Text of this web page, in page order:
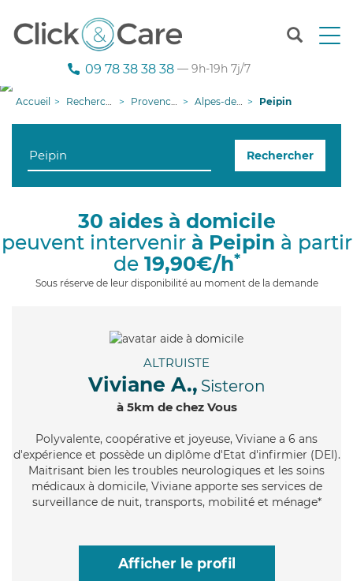
T
n
g
i
09 78 38 38 38 — 9h-19h 7j/7
Accueil Recherche aide à domicile Provence-Alpes-Côte d'Azur Alpes-de-Haute-Provence Peipin
Rechercher
30 aides à domicile
peuvent intervenir à Peipin à partir
de 19,90€/h*
Sous réserve de leur disponibilité au moment de la demande
ALTRUISTE
Viviane A., Sisteron
à 5km de chez Vous
Polyvalente, coopérative et joyeuse, Viviane a 6 ans
d'expérience et possède un diplôme d'Etat d'infirmier (DEI).
Maitrisant bien les troubles neurologiques et les soins
médicaux à domicile, Viviane apporte ses services de
surveillance de nuit, transports, mobilité et ménage*
Afficher le profil